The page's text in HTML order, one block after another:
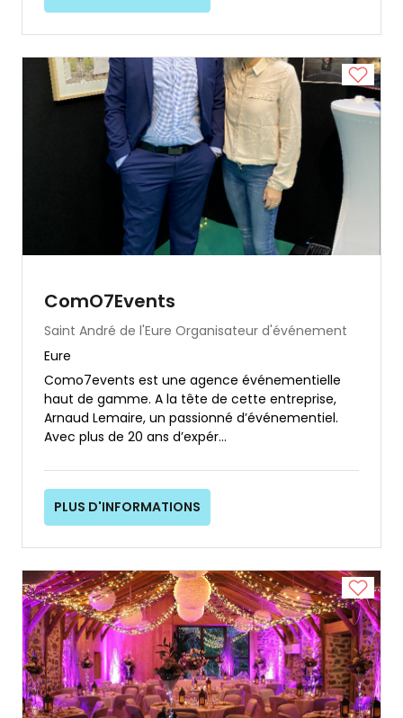
ComO7Events
Saint André de l'Eure Organisateur d'événement
Eure
Como7events est une agence événementielle
haut de gamme. A la tête de cette entreprise,
Arnaud Lemaire, un passionné d’événementiel.
Avec plus de 20 ans d’expér...
PLUS D'INFORMATIONS